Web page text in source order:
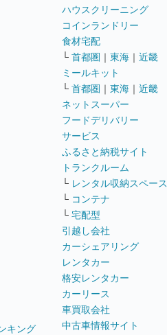
キング
ハウスクリーニング
コインランドリー
食材宅配
└ 首都圏 ｜ 東海 ｜ 近畿
ミールキット
└ 首都圏 ｜ 東海 ｜ 近畿
ネットスーパー
フードデリバリー
サービス
ふるさと納税サイト
トランクルーム
└ レンタル収納スペース
└ コンテナ
└ 宅配型
引越し会社
カーシェアリング
レンタカー
格安レンタカー
カーリース
車買取会社
中古車情報サイト